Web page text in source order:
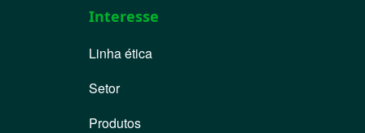
Interesse
Linha ética
Setor
Produtos